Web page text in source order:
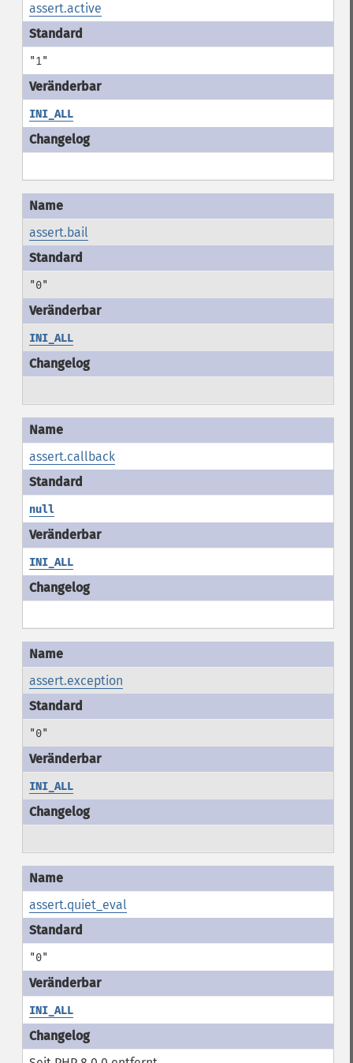
assert.active
"1"
INI_ALL
assert.bail
"0"
INI_ALL
assert.callback
null
INI_ALL
assert.exception
"0"
INI_ALL
assert.quiet_eval
"0"
INI_ALL